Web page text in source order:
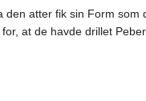
atter fik sin Form
at de havde drillet